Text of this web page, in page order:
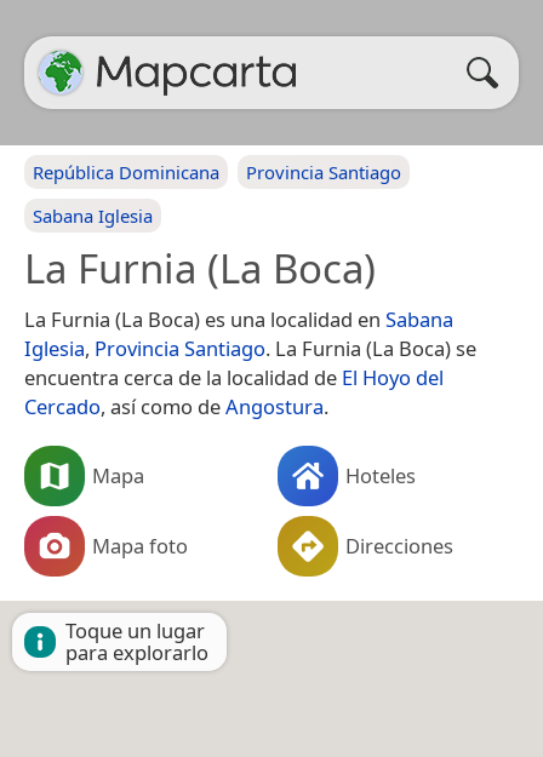
República Dominicana
Provincia Santiago
Sabana Iglesia
La Furnia (La Boca)
La Furnia (La Boca) es una localidad en Sabana
Iglesia, Provincia Santiago. La Furnia (La Boca) se
encuentra cerca de la localidad de El Hoyo del
Cercado, así como deAngostura.
Mapa Hoteles
Mapa foto Direcciones
Toque un lugar
para explorarlo